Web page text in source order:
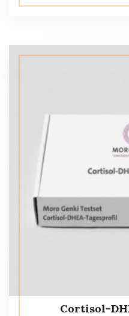
Cortisol-